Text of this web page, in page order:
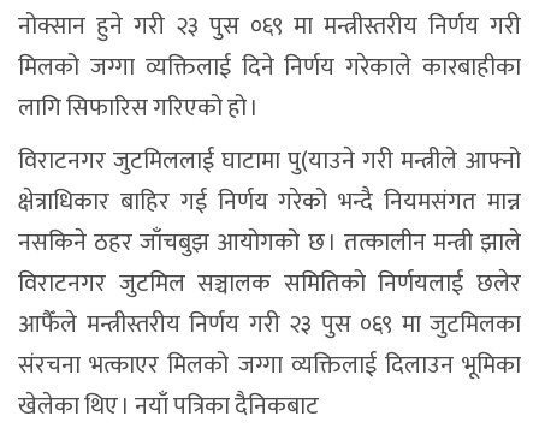
नोक्सान हुने गरी २३ पुस ०६९ मा मन्त्रीस्तरीय निर्णय गरी
मिलको जग्गा व्यक्तिलाई दिने निर्णय गरेकाले कारबाहीका
लागि सिफारिस गरिएको हो ।
विराटनगर जुटमिललाई घाटामा पु(याउने गरी मन्त्रीले आफ्नो
क्षेत्राधिकार बाहिर गई निर्णय गरेको भन्दै नियमसंगत मान्न
नसकिने ठहर जाँचबुझ आयोगको छ । तत्कालीन मन्त्री झाले
विराटनगर जुटमिल सञ्चालक समितिको निर्णयलाई छलेर
आफैँले मन्त्रीस्तरीय निर्णय गरी २३ पुस ०६९ मा जुटमिलका
संरचना भत्काएर मिलको जग्गा व्यक्तिलाई दिलाउन भूमिका
खेलेका थिए । नयाँ पत्रिका दैनिकबाट